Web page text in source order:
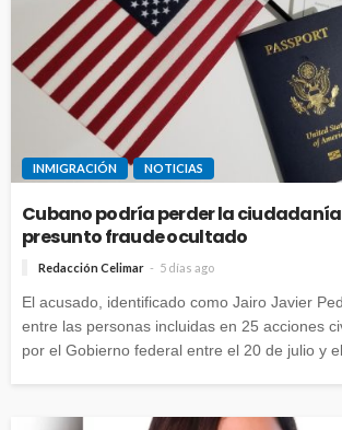
INMIGRACIÓN NOTICIAS
Cubano podría perder la ciudadanía
presunto fraude ocultado
Redacción Celimar 5 días ago
El acusado, identificado como Jairo Javier
entre las personas incluidas en 25 acciones
por el Gobierno federal entre el 20 de julio y